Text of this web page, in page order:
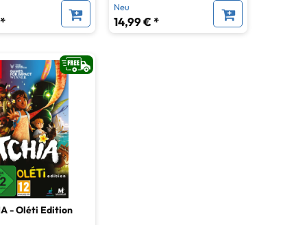
Neu
14,99 € *
- Oléti Edition